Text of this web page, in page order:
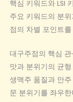
핵심 키워드와 LSI
주요 키워드의 분
점의 차별 포인트
대구주점의 핵심
맛과 분위기의 균
생맥주 품질과 안
문 분위기를 좌우한